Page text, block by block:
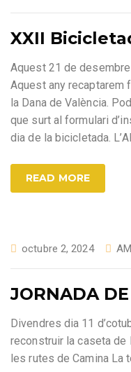
XXII
Aquest 21 de
Aquest any recaptarem
la Dana de València.
que surt al formulari
dia de la bicicletada.
READ MORE
octubre 2, 2024
JORNADA DE
Divendres dia 11
reconstruir la caseta
les rutes de Camina La